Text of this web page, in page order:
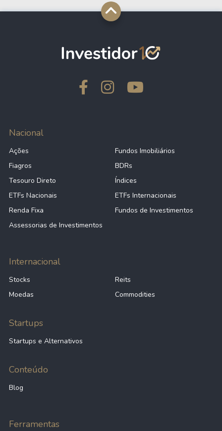
Nacional
Ações
Fundos Imobiliários
Fiagros
BDRs
Tesouro Direto
Índices
ETFs Nacionais
ETFs Internacionais
Renda Fixa
Fundos de Investimentos
Assessorias de Investimentos
Internacional
Stocks
Reits
Moedas
Commodities
Startups
Startups e Alternativos
Conteúdo
Blog
Ferramentas